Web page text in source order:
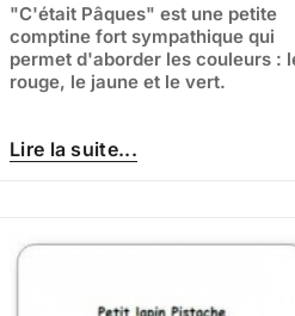
"C'était Pâques" est une petite
comptine fort sympathique qui
permet d'aborder les couleurs :
rouge, le jaune et le vert.
Lire la suite...